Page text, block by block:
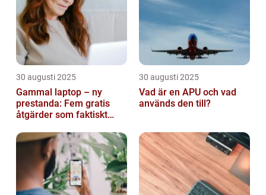
30 augusti 2025
Gammal laptop – ny
prestanda: Fem gratis
åtgärder som faktiskt
30 augusti 2025
Vad är en APU och vad
används den till?